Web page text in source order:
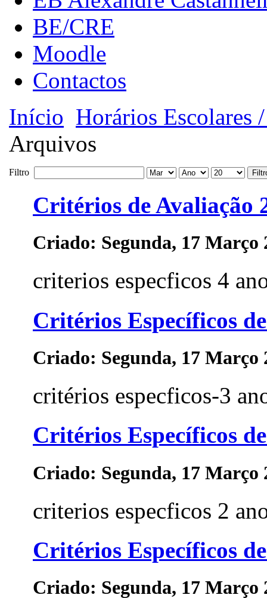
BE/CRE
Moodle
Contactos
Início Horários Escolares
Arquivos
Filtro
Critérios de Avaliação
Criado: Segunda, 17 Março
criterios especficos 4
Critérios Específicos
Criado: Segunda, 17 Março
critérios especficos-3
Critérios Específicos
Criado: Segunda, 17 Março
criterios especficos 2
Critérios Específicos
Criado: Segunda, 17 Março